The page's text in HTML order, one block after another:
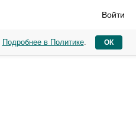
Войти
Подробнее в Политике. ОК